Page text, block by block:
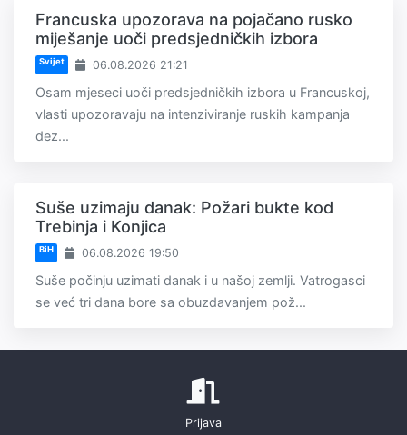
Francuska upozorava na pojačano rusko
miješanje uoči predsjedničkih izbora
Svijet 06.08.2026 21:21
Osam mjeseci uoči predsjedničkih izbora u Francuskoj,
vlasti upozoravaju na intenziviranje ruskih kampanja
dez...
Suše uzimaju danak: Požari bukte kod
Trebinja i Konjica
BiH 06.08.2026 19:50
Suše počinju uzimati danak i u našoj zemlji. Vatrogasci
se već tri dana bore sa obuzdavanjem pož...
Prijava